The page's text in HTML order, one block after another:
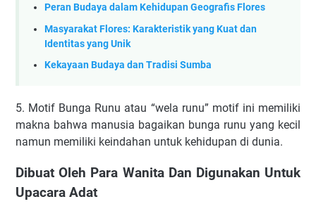
Peran Budaya dalam Kehidupan Geografis Flores
Masyarakat Flores: Karakteristik yang Kuat dan
Identitas yang Unik
Kekayaan Budaya dan Tradisi Sumba
5. Motif Bunga Runu atau “wela runu” motif ini memiliki
makna bahwa manusia bagaikan bunga runu yang kecil
namun memiliki keindahan untuk kehidupan di dunia.
Dibuat Oleh Para Wanita Dan Digunakan Untuk
Upacara Adat